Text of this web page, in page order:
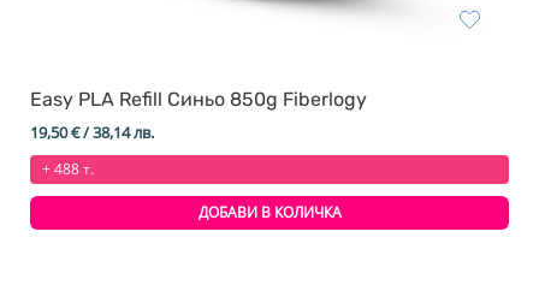
Easy PLA Refill Синьо 850g Fiberlogy
19,50€/ 38,14 лв.
+ 488 т.
ДОБАВИ В КОЛИЧКА